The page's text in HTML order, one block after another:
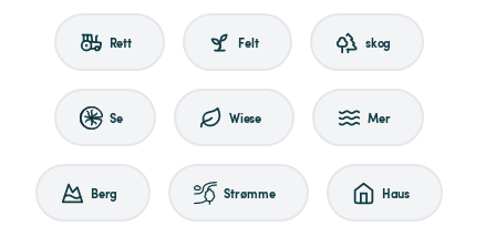
Rett Felt skog
Se Wiese Mer
Berg Strømme Haus